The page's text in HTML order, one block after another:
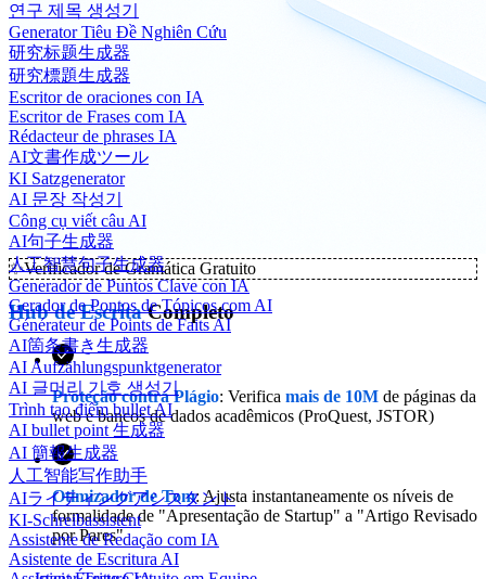
연구 제목 생성기
Generator Tiêu Đề Nghiên Cứu
研究标题生成器
研究標題生成器
Escritor de oraciones con IA
Escritor de Frases com IA
Rédacteur de phrases IA
AI文書作成ツール
KI Satzgenerator
AI 문장 작성기
Công cụ viết câu AI
AI句子生成器
人工智慧句子生成器
Generador de Puntos Clave con IA
Gerador de Pontos de Tópicos com AI
Générateur de Points de Faits AI
AI箇条書き生成器
AI Aufzählungspunktgenerator
AI 글머리 기호 생성기
Trình tạo điểm bullet AI
AI bullet point 生成器
AI 簡報生成器
人工智能写作助手
AIライティングアシスタント
KI-Schreibassistent
Assistente de Redação com IA
Asistente de Escritura AI
✨Verificador de Gramática Gratuito
Hub de EscritaCompleto
Proteção contra Plágio: Verifica mais de 10M de páginas da
web e bancos de dados acadêmicos (ProQuest, JSTOR)
Otimizador de Tom: Ajusta instantaneamente os níveis de
formalidade de "Apresentação de Startup" a "Artigo Revisado
por Pares"